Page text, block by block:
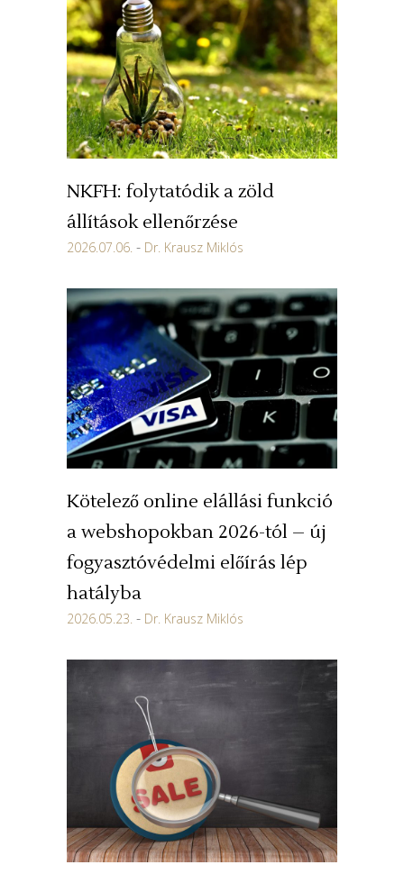
NKFH: folytatódik a zöld
állítások ellenőrzése
2026.07.06. Dr. Krausz Miklós
Kötelező online elállási funkció
a webshopokban 2026-tól – új
fogyasztóvédelmi előírás lép
hatályba
2026.05.23. Dr. Krausz Miklós